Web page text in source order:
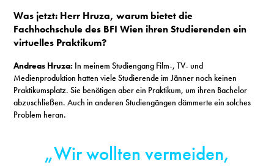
Was jetzt: Herr Hruza, warum bietet die
Fachhochschule des BFI Wien ihren Studierenden ein
virtuelles Praktikum?
Andreas Hruza: In meinem Studiengang Film-, TV- und
Medienproduktion hatten viele Studierende im Jänner noch keinen
Praktikumsplatz. Sie benötigen aber ein Praktikum, um ihren Bachelor
abzuschließen. Auch in anderen Studiengängen dämmerte ein solches
Problem heran.
„Wir wollten vermeiden,